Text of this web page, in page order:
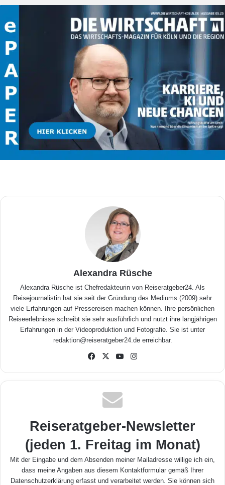
Alexandra Rüsche
Alexandra Rüsche ist Chefredakteurin von Reiseratgeber24. Als
Reisejournalistin hat sie seit der Gründung des Mediums (2009) sehr
viele Erfahrungen auf Pressereisen machen können. Ihre persönlichen
Reiseerlebnisse schreibt sie sehr ausführlich und nutzt ihre langjährigen
Erfahrungen in der Videoproduktion und Fotografie. Sie ist unter
redaktion@reiseratgeber24.de erreichbar.
Fa
ook
X
Yo
be am
Reiseratgeber-Newsletter
(jeden 1. Freitag im Monat)
Mit der Eingabe und dem Absenden meiner Mailadresse willige ich ein,
dass meine Angaben aus diesem Kontaktformular gemäß Ihrer
Datenschutzerklärung erfasst und verarbeitet werden. Sie können sich